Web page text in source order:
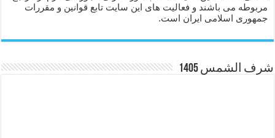
مربوطه می باشند و فعالیت های این سایت تابع قوانین و مقررات
جمهوری اسلامی ایران است.
شرف الشمس 1405